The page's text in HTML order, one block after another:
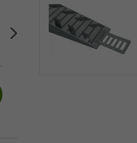
Gradino doppio Berger